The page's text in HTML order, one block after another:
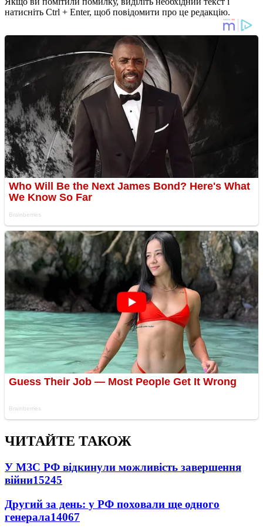
натисніть Ctrl + Enter, щоб повідомити про це редакцію.
ЧИТАЙТЕ ТАКОЖ
У МЗС РФ відкинули можливість завершення
війни15245
Другий за день: у РФ поховали ще одного
генерала14067